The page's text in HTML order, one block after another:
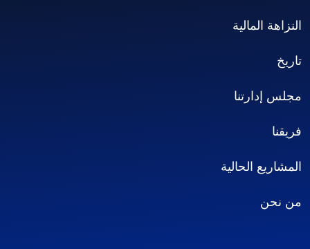
النزاهة المالية
تاريخ
مجلس إدارتنا
فريقنا
المشاريع الحالية
من نحن